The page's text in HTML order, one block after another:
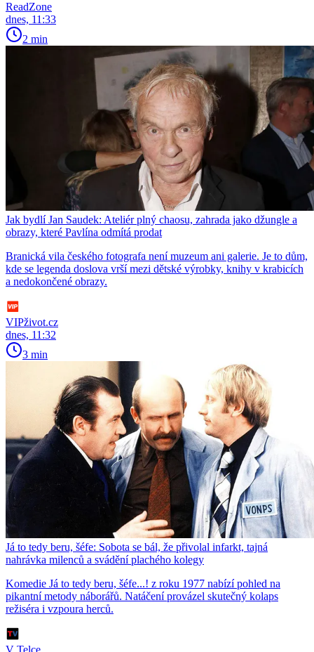
ReadZone
dnes, 11:33
2 min
Jak bydlí Jan Saudek: Ateliér plný chaosu, zahrada jako džungle a
obrazy, které Pavlína odmítá prodat
Branická vila českého fotografa není muzeum ani galerie. Je to dům,
kde se legenda doslova vrší mezi dětské výrobky, knihy v krabicích
a nedokončené obrazy.
VIPživot.cz
dnes, 11:32
3 min
Já to tedy beru, šéfe: Sobota se bál, že přivolal infarkt, tajná
nahrávka milenců a svádění plachého kolegy
Komedie Já to tedy beru, šéfe...! z roku 1977 nabízí pohled na
pikantní metody náborářů. Natáčení provázel skutečný kolaps
režiséra i vzpoura herců.